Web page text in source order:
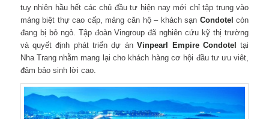
tuy nhiên hầu hết các chủ đầu tư hiện nay mới chỉ tập trung vào
mảng biệt thự cao cấp, mảng căn hộ – khách sạn Condotel còn
đang bị bỏ ngỏ. Tập đoàn Vingroup đã nghiên cứu kỹ thị trường
và quyết định phát triển dự án Vinpearl Empire Condotel tại
Nha Trang nhằm mang lại cho khách hàng cơ hội đầu tư ưu viêt,
đảm bảo sinh lời cao.